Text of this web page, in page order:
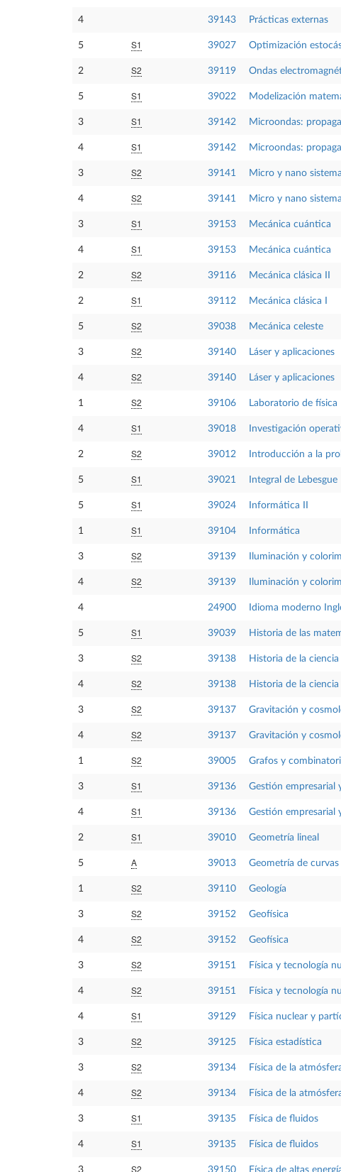
4 39143 Prácticas externas
5 S1 39027 Optimización
2 S2 39119 Ondas
5 S1 39022 Modelización
3 S1 39142 Microondas:
4 S1 39142 Microondas:
3 S2 39141 Micro y nano
4 S2 39141 Micro y nano
3 S1 39153 Mecánica cuántica
4 S1 39153 Mecánica cuántica
2 S2 39116 Mecánica clásica II
2 S1 39112 Mecánica clásica I
5 S2 39038 Mecánica celeste
3 S2 39140 Láser y aplicaciones
4 S2 39140 Láser y aplicaciones
1 S2 39106 Laboratorio de física
4 S1 39018 Investigación
2 S2 39012 Introducción a la
5 S1 39021 Integral de Lebesgue
5 S1 39024 Informática II
1 S1 39104 Informática
3 S2 39139 Iluminación y
4 S2 39139 Iluminación y
4 24900 Idioma moderno
5 S1 39039 Historia de las
3 S2 39138 Historia de la ciencia
4 S2 39138 Historia de la ciencia
3 S2 39137 Gravitación y
4 S2 39137 Gravitación y
1 S2 39005 Grafos y
3 S1 39136 Gestión empresarial
4 S1 39136 Gestión empresarial
2 S1 39010 Geometría lineal
5 A 39013 Geometría de
1 S2 39110 Geología
3 S2 39152 Geofísica
4 S2 39152 Geofísica
3 S2 39151 Física y tecnología
4 S2 39151 Física y tecnología
4 S1 39129 Física nuclear y
3 S2 39125 Física estadística
3 S2 39134 Física de la
4 S2 39134 Física de la
3 S1 39135 Física de fluidos
4 S1 39135 Física de fluidos
3 S2 39150 Física de altas